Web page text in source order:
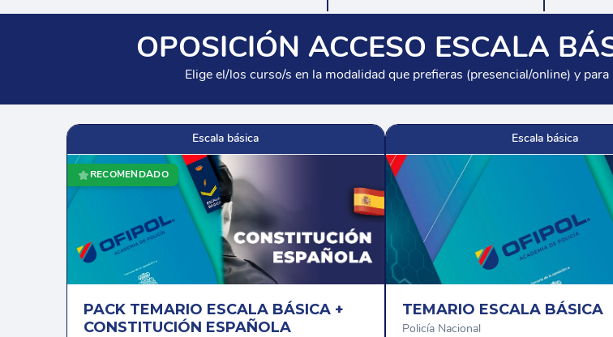
OPOSICIÓN ACCESO ESCALA
Elige el/los curso/s en la modalidad que prefieras (presencial/online) y
RECOMENDADO
Escala básica
PACK TEMARIO ESCALA BÁSICA +
CONSTITUCIÓN ESPAÑOLA
Escala básica
TEMARIO ESCALA BÁSICA
Policía Nacional